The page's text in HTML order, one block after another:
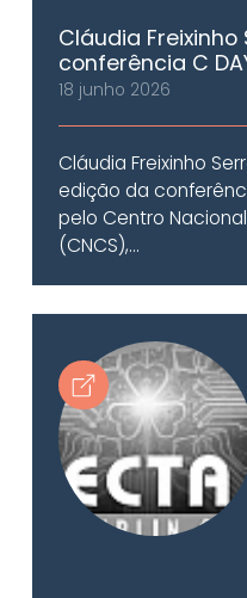
Cláudia Freixinho
conferência C
18 junho 2026
Cláudia Freixinho
edição da
pelo Centro
(CNCS),...